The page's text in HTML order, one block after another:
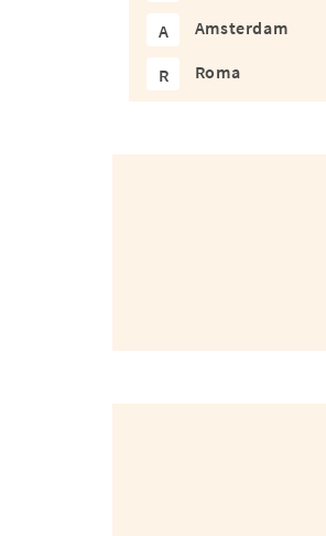
A Amsterdam
R Roma